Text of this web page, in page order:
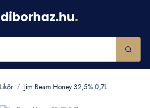
.
Likőr Jim Beam Honey 32,5% 0,7L